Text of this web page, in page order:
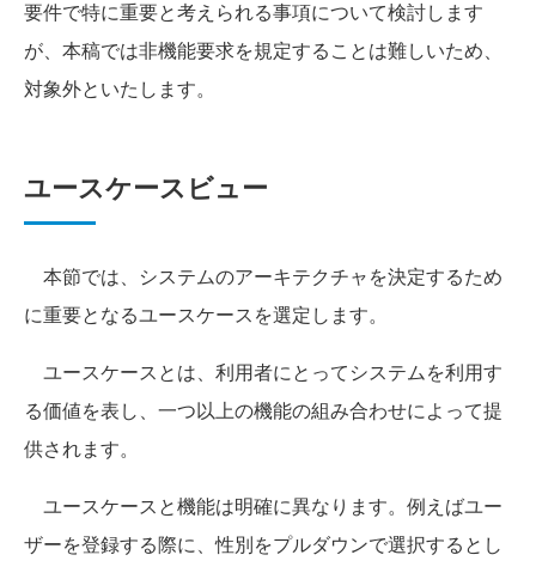
要件で特に重要と考えられる事項について検討します
が、本稿では非機能要求を規定することは難しいため、
対象外といたします。
ユースケースビュー
本節では、システムのアーキテクチャを決定するため
に重要となるユースケースを選定します。
ユースケースとは、利用者にとってシステムを利用す
る価値を表し、一つ以上の機能の組み合わせによって提
供されます。
ユースケースと機能は明確に異なります。例えばユー
ザーを登録する際に、性別をプルダウンで選択するとし